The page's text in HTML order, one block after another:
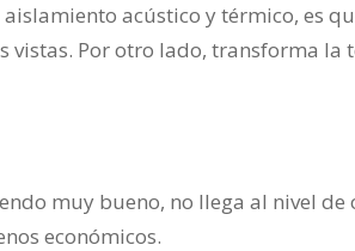
acústico y térmico, es
Por otro lado, transforma la
muy bueno, no llega al nivel
económicos.